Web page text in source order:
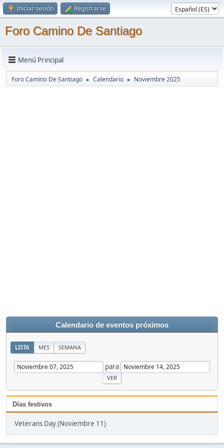
Iniciar sesión Registrarse
Foro Camino De Santiago
Menú Principal
Foro Camino De Santiago ► Calendario ► Noviembre 2025
Calendario de eventos próximos
LISTA MES SEMANA
para
Días festivos
Veterans Day (Noviembre 11)